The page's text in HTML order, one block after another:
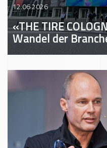
12.06.2026
«THE TIRE
Wandel der